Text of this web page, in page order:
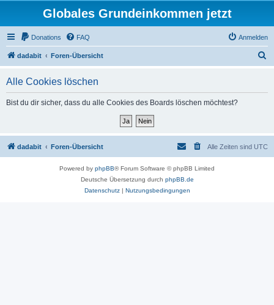
Globales Grundeinkommen jetzt
Donations FAQ Anmelden
dadabit Foren-Übersicht
Alle Cookies löschen
Bist du dir sicher, dass du alle Cookies des Boards löschen möchtest?
dadabit Foren-Übersicht Alle Zeiten sind UTC
Powered by phpBB® Forum Software © phpBB Limited
Deutsche Übersetzung durch phpBB.de
Datenschutz| Nutzungsbedingungen